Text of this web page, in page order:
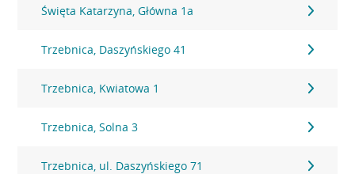
Święta Katarzyna, Główna 1a
Trzebnica, Daszyńskiego 41
Trzebnica, Kwiatowa 1
Trzebnica, Solna 3
Trzebnica, ul. Daszyńskiego 71